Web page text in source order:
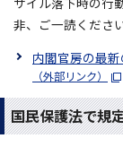
非、ご一読ください
内閣官房の最
（外部リンク）
国民保護法で規